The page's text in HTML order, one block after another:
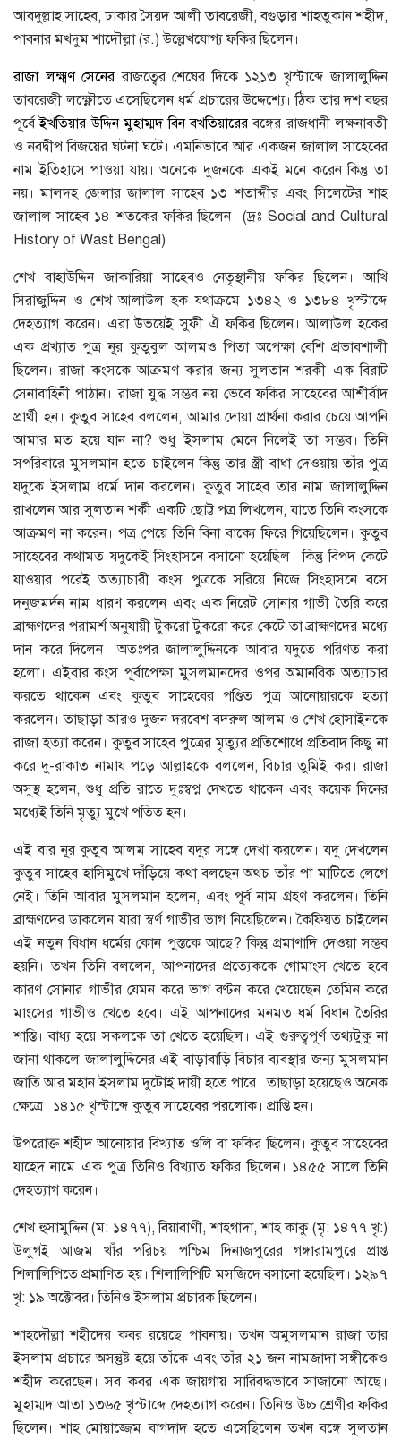
আবদুল্লাহ সাহেব, ঢাকার সৈয়দ আলী তাবরেজী, বগুড়ার শাহতুকান শহীদ,
পাবনার মখদুম শাদৌল্লা (র.) উল্লেখযােগ্য ফকির ছিলেন।
রাজা লক্ষ্মণ সেনেররাজত্বের শেষের দিকে ১২১৩ খৃস্টাব্দে জালালুদ্দিন
তাবরেজী লক্ষ্ণৌতে এসেছিলেন ধর্ম প্রচারের উদ্দেশ্যে। ঠিক তার দশ বছর
পূর্বেইখতিয়ার উদ্দিন মুহাম্মদ বিন বখতিয়ারেরবঙ্গের রাজধানী লক্ষনাবতী
ও নবদ্বীপ বিজয়ের ঘটনা ঘটে। এমনিভাবে আর একজন জালাল সাহেবের
নাম ইতিহাসে পাওয়া যায়। অনেকে দুজনকে একই মনে করেন কিন্তু তা
নয়। মালদহ জেলার জালাল সাহেব ১৩ শতাব্দীর এবং সিলেটের শাহ
জালাল সাহেব ১৪ শতকের ফকির ছিলেন। (দ্রঃ Social and Cultural
History of Wast Bengal)
শেখ বাহাউদ্দিন জাকারিয়া সাহেবও নেতৃস্থানীয় ফকির ছিলেন। আখি
সিরাজুদ্দিন ও শেখ আলাউল হক যথাক্রমে ১৩৪২ ও ১৩৮৪ খৃস্টাব্দে
দেহত্যাগ করেন। এরা উভয়েই সুফী ঐ ফকির ছিলেন। আলাউল হকের
এক প্রখ্যাত পুত্র নূর কুতুবুল আলমও পিতা অপেক্ষা বেশি প্রভাবশালী
ছিলেন। রাজা কংসকে আক্রমণ করার জন্য সুলতান শরকী এক বিরাট
সেনাবাহিনী পাঠান। রাজা যুদ্ধ সম্ভব নয় ভেবে ফকির সাহেবের আশীর্বাদ
প্রার্থী হন। কুতুব সাহেব বললেন, আমার দোয়া প্রার্থনা করার চেয়ে আপনি
আমার মত হয়ে যান না? শুধু ইসলাম মেনে নিলেই তা সম্ভব। তিনি
সপরিবারে মুসলমান হতে চাইলেন কিন্তু তার স্ত্রী বাধা দেওয়ায় তাঁর পুত্র
যদুকে ইসলাম ধর্মে দান করলেন। কুতুব সাহেব তার নাম জালালুদ্দিন
রাখলেন আর সুলতান শর্কী একটি ছােট্ট পত্র লিখলেন, যাতে তিনি কংসকে
আক্রমণ না করেন। পত্র পেয়ে তিনি বিনা বাক্যে ফিরে গিয়েছিলেন। কুতুব
সাহেবের কথামত যদুকেই সিংহাসনে বসানাে হয়েছিল। কিন্তু বিপদ কেটে
যাওয়ার পরেই অত্যাচারী কংস পুত্রকে সরিয়ে নিজে সিংহাসনে বসে
দনুজমর্দন নাম ধারণ করলেন এবং এক নিরেট সােনার গাভী তৈরি করে
ব্রাহ্মণদের পরামর্শ অনুযায়ী টুকরাে টুকরাে করে কেটে তা ব্রাহ্মণদের মধ্যে
দান করে দিলেন। অতঃপর জালালুদ্দিনকে আবার যদুতে পরিণত করা
হলাে। এইবার কংস পূর্বাপেক্ষা মুসলমানদের ওপর অমানবিক অত্যাচার
করতে থাকেন এবং কুতুব সাহেবের পণ্ডিত পুত্র আনােয়ারকে হত্যা
করলেন। তাছাড়া আরও দুজন দরবেশ বদরুল আলম ও শেখ হােসাইনকে
রাজা হত্যা করেন। কুতুব সাহেব পুত্রের মৃত্যুর প্রতিশােধে প্রতিবাদ কিছু না
করে দু-রাকাত নামায পড়ে আল্লাহকে বললেন, বিচার তুমিই কর। রাজা
অসুস্থ হলেন, শুধু প্রতি রাতে দুঃস্বপ্ন দেখতে থাকেন এবং কয়েক দিনের
মধ্যেই তিনি মৃত্যু মুখে পতিত হন।
এই বার নূর কুতুব আলম সাহেব যদুর সঙ্গে দেখা করলেন। যদু দেখলেন
কুতুব সাহেব হাসিমুখে দাঁড়িয়ে কথা বলছেন অথচ তাঁর পা মাটিতে লেগে
নেই। তিনি আবার মুসলমান হলেন, এবং পূর্ব নাম গ্রহণ করলেন। তিনি
ব্রাহ্মণদের ডাকলেন যারা স্বর্ণ গাভীর ভাগ নিয়েছিলেন। কৈফিয়ত চাইলেন
এই নতুন বিধান ধর্মের কোন পুস্তকে আছে? কিন্তু প্রমাণাদি দেওয়া সম্ভব
হয়নি। তখন তিনি বললেন, আপনাদের প্রত্যেককে গােমাংস খেতে হবে
কারণ সােনার গাভীর যেমন করে ভাগ বণ্টন করে খেয়েছেন তেমিন করে
মাংসের গাভীও খেতে হবে। এই আপনাদের মনমত ধর্ম বিধান তৈরির
শাস্তি। বাধ্য হয়ে সকলকে তা খেতে হয়েছিল। এই গুরুত্বপূর্ণ তথ্যটুকু না
জানা থাকলে জালালুদ্দিনের এই বাড়াবাড়ি বিচার ব্যবস্থার জন্য মুসলমান
জাতি আর মহান ইসলাম দুটোই দায়ী হতে পারে। তাছাড়া হয়েছেও অনেক
ক্ষেত্রে। ১৪১৫ খৃস্টাব্দে কুতুব সাহেবের পরলােক। প্রাপ্তি হন।
উপরােক্ত শহীদ আনােয়ার বিখ্যাত ওলি বা ফকির ছিলেন। কুতুব সাহেবের
যাহেদ নামে এক পুত্র তিনিও বিখ্যাত ফকির ছিলেন। ১৪৫৫ সালে তিনি
দেহত্যাগ করেন।
শেখ হুসামুদ্দিন (ম: ১৪৭৭), বিয়াবাণী, শাহগাদা, শাহ কাকু (মৃ: ১৪৭৭ খৃ:)
উলুগই আজম খাঁর পরিচয় পশ্চিম দিনাজপুরের গঙ্গারামপুরে প্রাপ্ত
শিলালিপিতে প্রমাণিত হয়। শিলালিপিটি মসজিদে বসানাে হয়েছিল। ১২৯৭
খৃ: ১৯ অক্টোবর। তিনিও ইসলাম প্রচারক ছিলেন।
শাহদৌল্লা শহীদের কবর রয়েছে পাবনায়। তখন অমুসলমান রাজা তার
ইসলাম প্রচারে অসন্তুষ্ট হয়ে তাঁকে এবং তাঁর ২১ জন নামজাদা সঙ্গীকেও
শহীদ করেছেন। সব কবর এক জায়গায় সারিবদ্ধভাবে সাজানাে আছে।
মুহাম্মদ আতা ১৩৬৫ খৃস্টাব্দে দেহত্যাগ করেন। তিনিও উচ্চ শ্রেণীর ফকির
ছিলেন। শাহ মােয়াজ্জেম বাগদাদ হতে এসেছিলেন তখন বঙ্গে সুলতান